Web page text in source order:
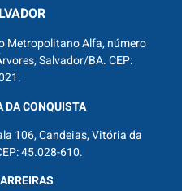
Metropolitano Alfa, número
Salvador/BA. CEP:
DA CONQUISTA
106, Candeias, Vitória da
45.028-610.